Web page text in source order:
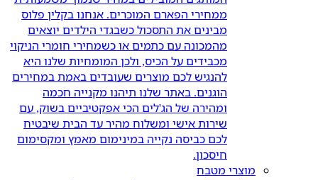
ממחירי הפארם המוכרים. אנחנו בקלין פלוס
מבינים את התסכול כשבגדי הילדים יוצאים
מהמכונה עם כתמים או כשמחירי חומרי הניקוי
מכבידים על הכיס, ולכן המומחיות שלנו היא
להנגיש לכם מוצרים שעובדים באמת במחירים
הוגנים. באתר שלנו תיהנו מקנייה חכמה
ומהירה של הג'לים הכי אפקטיביים בשוק, עם
שירות אישי ומשלוח מהיר עד הבית שיבטיח
לכם כביסה נקייה במינימום מאמץ ומקסימום
חיסכון.
מוצרי מטבח